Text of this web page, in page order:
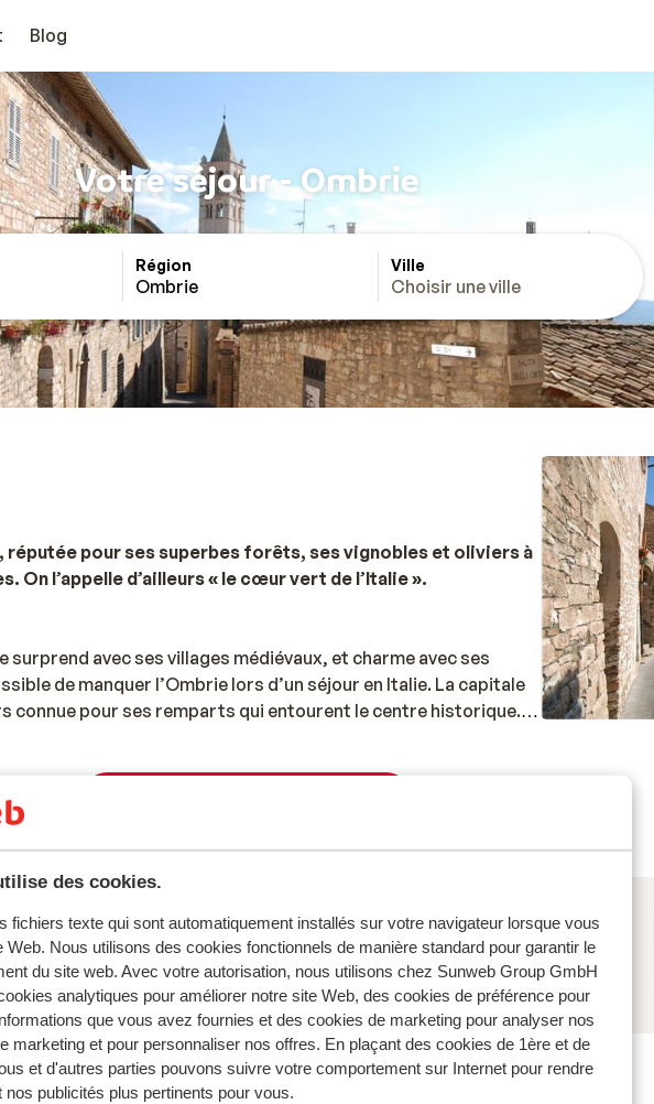
des cookies.
fichiers texte qui sont automatiquement installés sur votre navigateur lorsque vous
Web. Nous utilisons des cookies fonctionnels de manière standard pour garantir le
du site web. Avec votre autorisation, nous utilisons chez Sunweb Group GmbH
analytiques pour améliorer notre site Web, des cookies de préférence pour
que vous avez fournies et des cookies de marketing pour analyser nos
marketing et pour personnaliser nos offres. En plaçant des cookies de 1ère et de
et d'autres parties pouvons suivre votre comportement sur Internet pour rendre
nos publicités plus pertinents pour vous.
Blog
Votre séjour - Ombrie
Région
Ombrie
Ville
Choisir une ville
réputée pour ses superbes forêts, ses vignobles et oliviers à
l’appelle d’ailleurs « le cœur vert de l’Italie ».
avec ses villages médiévaux, et charme avec ses
de manquer l’Ombrie lors d’un séjour en Italie. La capitale
connue pour ses remparts qui entourent le centre historique.
imprégner de l’atmosphère typique italienne de la ville. Ne
sont Spello, Assise et Passignano sul Trasimeno.
choses à faire que de visiter des villes. Que diriez-vous
dans le célèbre lac Trasimène ? Le lac est connu pour la
infligea une défaite aux romains. Si vous souhaitez découvrir
!
plus petite que la Toscane et moins connue des touristes, les
y est la même : douce et authentique. Imaginez-
de vin, pour admirer un superbe coucher de soleil…
17°C
5°C
22°C
9°C
31°C
16°C
34°C
17°C
34°C
19°C
27°C
14°C